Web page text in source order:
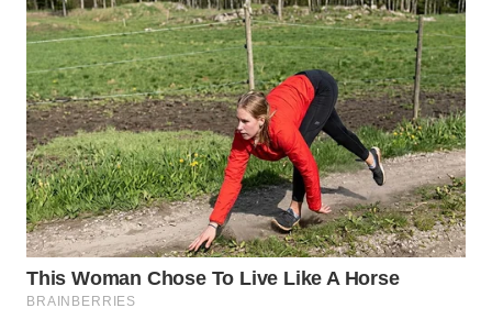
KEPULAUAN
SERIBU
WN
TANGERANG
WN
BINJAI
WN
CIREBON